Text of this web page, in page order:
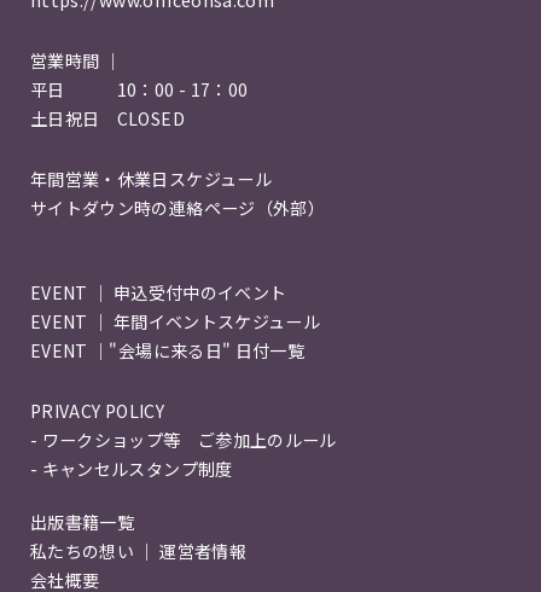
営業時間 ｜
平日 10：00 - 17：00
土日祝日 CLOSED
年間営業・休業日スケジュール
サイトダウン時の連絡ページ（外部）
EVENT ｜ 申込受付中のイベント
EVENT ｜ 年間イベントスケジュール
EVENT ｜"会場に来る日" 日付一覧
PRIVACY POLICY
- ワークショップ等 ご参加上のルール
- キャンセルスタンプ制度
出版書籍一覧
私たちの想い ｜ 運営者情報
会社概要